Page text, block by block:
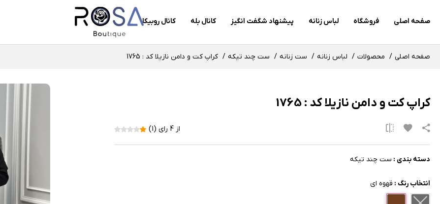
صفحه اصلی فروشگاه لباس زنانه پیشنهاد شگفت انگیز کانال بله کانال روبیکا
صفحه اصلی محصولات لباس زنانه ست زنانه ست چند تیکه کراپ کت و دامن نازیلا کد : 1765
کراپ کت و دامن نازیلا کد : 1765
از 4 رای (1)
دسته بندی : ست چند تیکه
انتخاب رنگ : قهوه ای